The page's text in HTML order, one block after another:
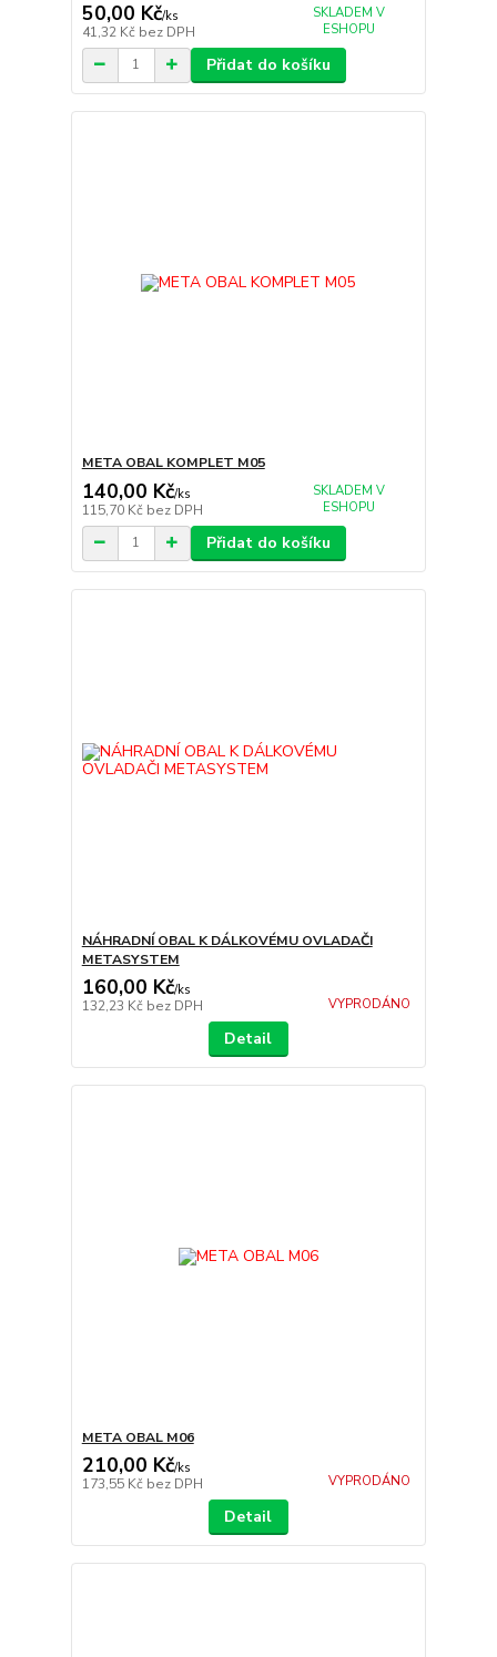
50,00 Kč/ks
41,32 Kč bez DPH
SKLADEM V
ESHOPU
Přidat do košíku
META OBAL KOMPLET M05
140,00 Kč/ks
115,70 Kč bez DPH
SKLADEM V
ESHOPU
Přidat do košíku
NÁHRADNÍ OBAL K DÁLKOVÉMU OVLADAČI
METASYSTEM
160,00 Kč/ks
132,23 Kč bez DPH VYPRODÁNO
Detail
META OBAL M06
210,00 Kč/ks
173,55 Kč bez DPH VYPRODÁNO
Detail